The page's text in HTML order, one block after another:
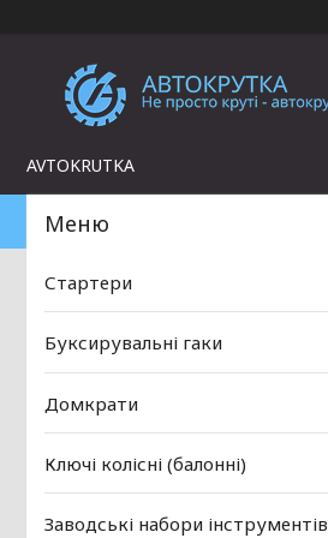
AVTOKRUTKA
Стартери
Буксирувальні гаки
Домкрати
Ключі колісні (балонні)
Заводські набори інструментів